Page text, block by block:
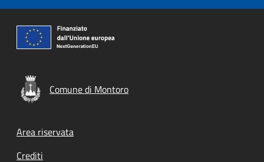
Comune di Montoro
Footer menu
Area riservata
Crediti